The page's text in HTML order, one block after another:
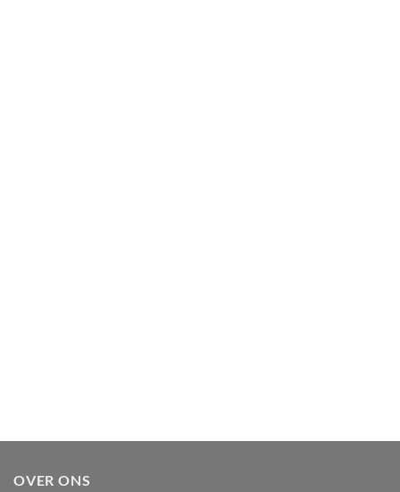
OVER ONS